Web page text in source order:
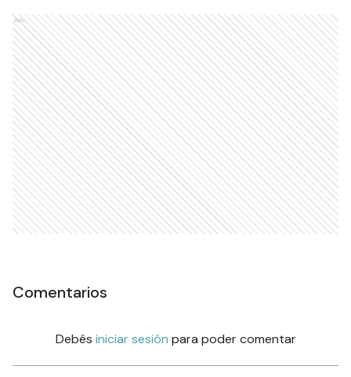
Ads
Comentarios
Debés iniciar sesión para poder comentar